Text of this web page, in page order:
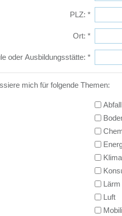
PLZ: *
Ort: *
oder Ausbildungsstätte: *
mich für folgende Themen:
Luft